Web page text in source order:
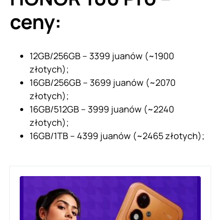
ceny:
12GB/256GB – 3399 juanów (~1900
złotych);
16GB/256GB – 3699 juanów (~2070
złotych);
16GB/512GB – 3999 juanów (~2240
złotych);
16GB/1TB – 4399 juanów (~2465 złotych);